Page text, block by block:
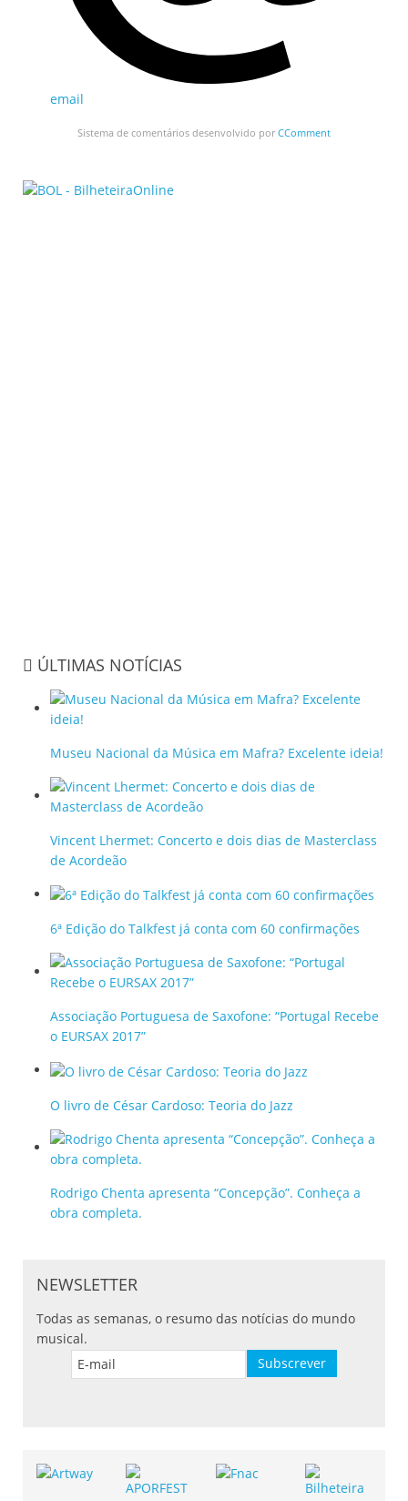
email
Sistema de comentários desenvolvido por CComment
ÚLTIMAS NOTÍCIAS
Museu Nacional da Música em Mafra? Excelente ideia!
Vincent Lhermet: Concerto e dois dias de Masterclass
de Acordeão
6ª Edição do Talkfest já conta com 60 confirmações
Associação Portuguesa de Saxofone: “Portugal Recebe
o EURSAX 2017”
O livro de César Cardoso: Teoria do Jazz
Rodrigo Chenta apresenta “Concepção”. Conheça a
obra completa.
NEWSLETTER
Todas as semanas, o resumo das notícias do mundo
musical.